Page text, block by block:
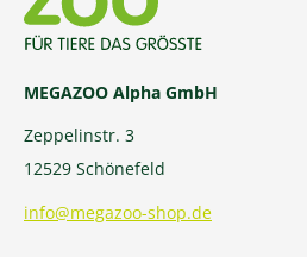
MEGAZOO Alpha GmbH
Zeppelinstr. 3
12529 Schönefeld
info@megazoo-shop.de